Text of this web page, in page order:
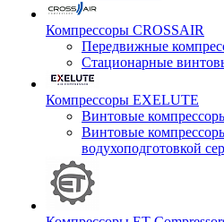
Компрессоры CROSSAIR
Передвижные
Стационарные
Компрессоры EXELUTE
Винтовые
Винтовые
водухоподготовкой